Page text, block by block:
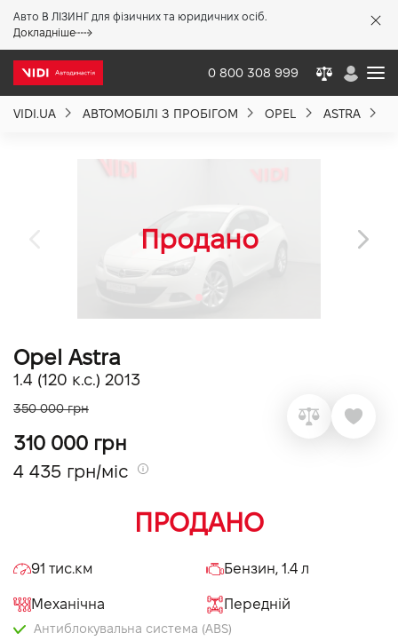
Авто В ЛІЗИНГ для фізичних та юридичних осіб.
Докладніше
0 800 308 999
VIDI.UA АВТОМОБІЛІ З ПРОБІГОМ OPEL ASTRA
Opel Astra
1.4 (120 к.с.) 2013
350 000 грн
310 000 грн
4 435 грн/міс
ПРОДАНО
91 тис.км Бензин, 1.4 л
Механічна Передній
Антиблокувальна система (ABS)
Вакансії
VIDI Кар'єра
Контакти
Підпишись на наш канал та слідкуй за